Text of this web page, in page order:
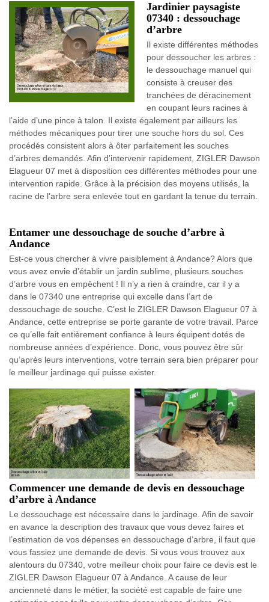
Jardinier paysagiste
07340 : dessouchage
d’arbre
Il existe différentes méthodes
pour dessoucher les arbres :
le dessouchage manuel qui
consiste à creuser des
tranchées de déracinement
en coupant leurs racines à
l’aide d’une pince à talon. Il existe également par ailleurs les
méthodes mécaniques pour tirer une souche hors du sol. Ces
procédés consistent alors à ôter parfaitement les souches
d’arbres demandés. Afin d’intervenir rapidement, ZIGLER Dawson
Elagueur 07 met à disposition ces différentes méthodes pour une
intervention rapide. Grâce à la précision des moyens utilisés, la
racine de l’arbre sera enlevée tout en gardant la tenue du terrain.
Entamer une dessouchage de souche d’arbre à
Andance
Est-ce vous chercher à vivre paisiblement à Andance? Alors que
vous avez envie d’établir un jardin sublime, plusieurs souches
d’arbre vous en empêchent ! Il n’y a rien à craindre, car il y a
dans le 07340 une entreprise qui excelle dans l’art de
dessouchage de souche. C’est le ZIGLER Dawson Elagueur 07 à
Andance, cette entreprise se porte garante de votre travail. Parce
ce qu’elle fait entièrement confiance à leurs équipent dotés de
nombreuse années d’expérience. Donc, vous pouvez être sûr
qu’après leurs interventions, votre terrain sera bien préparer pour
le meilleur jardinage qui puisse exister.
Commencer une demande de devis en dessouchage
d’arbre à Andance
Le dessouchage est nécessaire dans le jardinage. Afin de savoir
en avance la description des travaux que vous devez faires et
l’estimation de vos dépenses en dessouchage d’arbre, il faut que
vous fassiez une demande de devis. Si vous vous trouvez aux
alentours du 07340, votre meilleur choix pour faire ce devis est le
ZIGLER Dawson Elagueur 07 à Andance. A cause de leur
ancienneté dans le métier, la société est capable de faire une